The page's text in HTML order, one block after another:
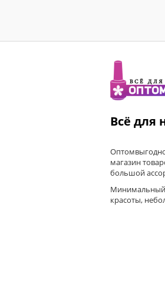
Всё для
магазин
большой
Минимальный
красоты,